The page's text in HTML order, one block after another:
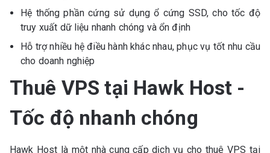
Hệ thống phần cứng sử dụng ổ cứng SSD, cho tốc độ
truy xuất dữ liệu nhanh chóng và ổn định
Hỗ trợ nhiều hệ điều hành khác nhau, phục vụ tốt nhu cầu
cho doanh nghiệp
Thuê VPS tại Hawk Host -
Tốc độ nhanh chóng
Hawk Host là một nhà cung cấp dịch vụ cho thuê VPS tại